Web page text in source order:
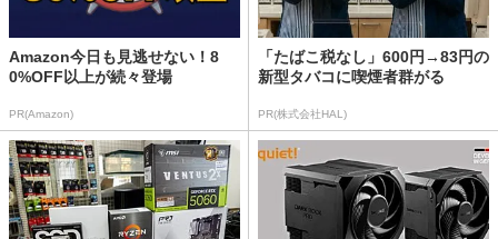
Amazon今日も見逃せない！8
0%OFF以上が続々登場
PR(Amazon)
「たばこ税なし」600円→83円の
新型タバコに喫煙者群がる
PR(株式会社HAL)